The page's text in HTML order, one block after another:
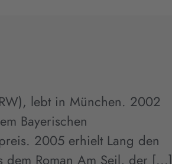
lebt in München. 2002
Bayerischen
2005 erhielt Lang den
dem Roman Am Seil, der [...]